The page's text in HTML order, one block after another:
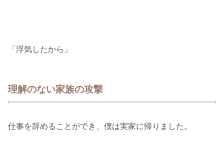
「浮気したから」
理解のない家族の攻撃
仕事を辞めることができ、僕は実家に帰りました。